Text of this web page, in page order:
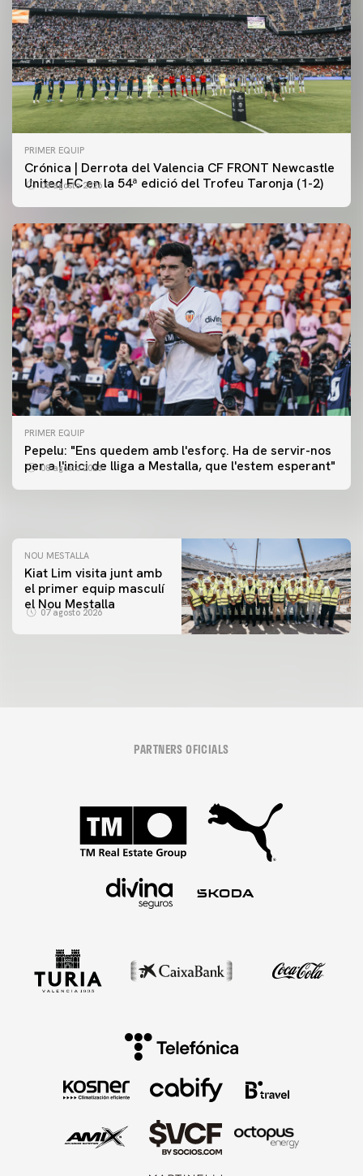
PRIMER EQUIP
Crónica | Derrota del Valencia CF FRONT Newcastle
United FC en la 54ª edició del Trofeu Taronja (1-2)
08 agosto 2026
PRIMER EQUIP
Pepelu: "Ens quedem amb l'esforç. Ha de servir-nos
per a l'inici de lliga a Mestalla, que l'estem esperant"
08 agosto 2026
PRIMER EQUIP
📸 #ValenciaNUFC
PRIMER EQUIP
MESTALLA 📍
NOU MESTALLA
Kiat Lim visita junt amb
el primer equip masculí
el Nou Mestalla
07 agosto 2026
PARTNERS OFICIALS